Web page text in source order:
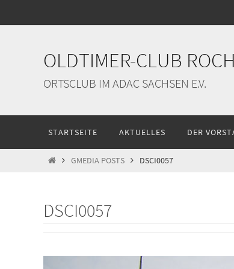
Inhalt
OLDTIMER-CLUB
ORTSCLUB IM ADAC SACHSEN E.V.
springen
STARTSEITE AKTUELLES DER
STARTGMEDIA POSTS DSCI0057
DSCI0057